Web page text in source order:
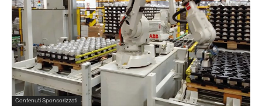
Contenuti Sponsorizzati